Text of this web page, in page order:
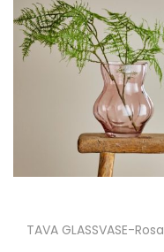
TAVA GLASSVASE-Rosa